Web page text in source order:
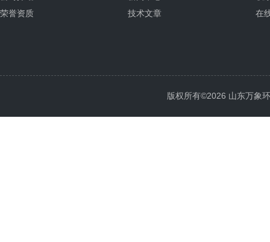
荣誉资质
技术文章
在
版权所有©2026 山东万象